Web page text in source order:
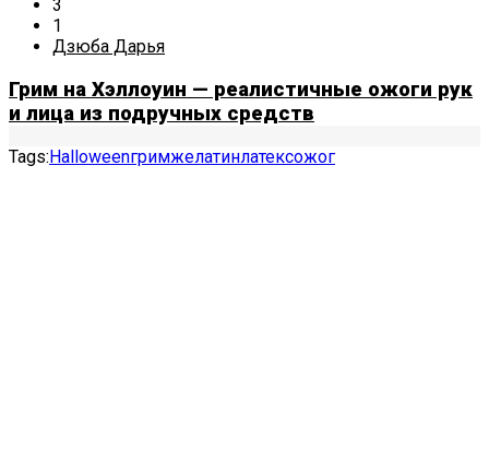
3
1
Дзюба Дарья
Грим на Хэллоуин — реалистичные ожоги рук
и лица из подручных средств
Tags:Halloweenгримжелатинлатексожог